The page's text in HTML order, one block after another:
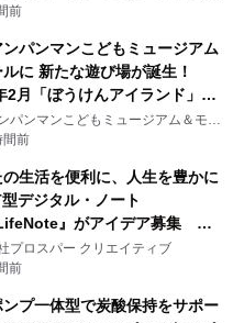
ャラリー
前
パンマンこどもミュージアム
ルに 新たな遊び場が誕生！
2月「ぼうけんアイランド」が
ンパンマンこどもミュージアム＆モー
間前
の生活を便利に、人生を豊かに
デジタル・ノート
』がアイデア募集 優
名に1年間無償試用
プロスパー クリエイティブ
前
ンプ一体型で炭酸保持をサポー